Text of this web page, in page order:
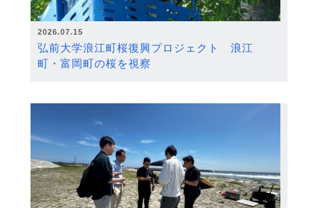
2026.07.15
弘前大学浪江町桜復興プロジェクト 浪江
町・富岡町の桜を視察